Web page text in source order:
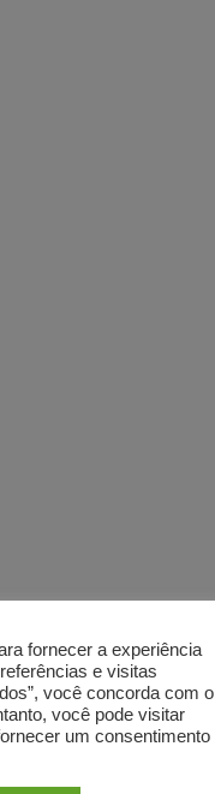
fornecer a experiência
e visitas
você concorda com o
você pode visitar
um consentimento